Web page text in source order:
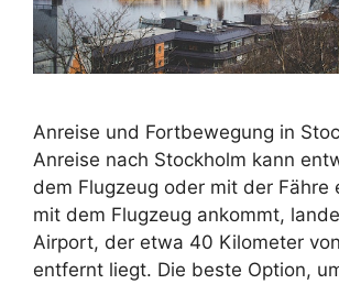
Anreise und Fortbewegung in
Anreise nach Stockholm kann
dem Flugzeug oder mit der Fähre
mit dem Flugzeug ankommt,
Airport, der etwa 40 Kilometer
entfernt liegt. Die beste Option,